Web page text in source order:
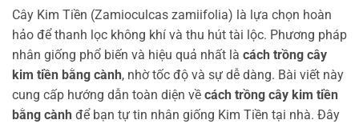
Cây Kim Tiền (Zamioculcas zamiifolia) là lựa chọn hoàn
hảo để thanh lọc không khí và thu hút tài lộc. Phương pháp
nhân giống phổ biến và hiệu quả nhất là cách trồng cây
kim tiền bằng cành, nhờ tốc độ và sự dễ dàng. Bài viết này
cung cấp hướng dẫn toàn diện về cách trồng cây kim tiền
bằng cành để bạn tự tin nhân giống Kim Tiền tại nhà. Đây